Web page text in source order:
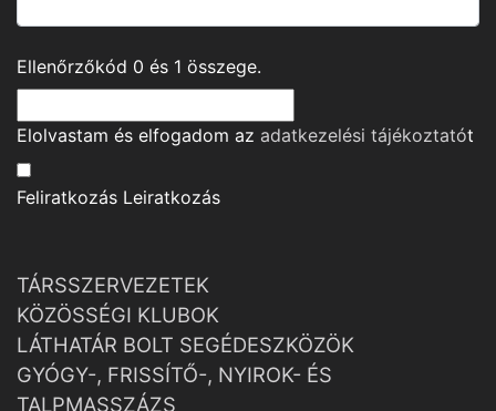
Ellenőrzőkód 0 és 1 összege.
Elolvastam és elfogadom az adatkezelési tájékoztatót
Feliratkozás Leiratkozás
TÁRSSZERVEZETEK
KÖZÖSSÉGI KLUBOK
LÁTHATÁR BOLT SEGÉDESZKÖZÖK
GYÓGY-, FRISSÍTŐ-, NYIROK- ÉS
TALPMASSZÁZS